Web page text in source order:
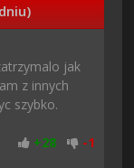
jak
z innych
szybko.
+28 -1